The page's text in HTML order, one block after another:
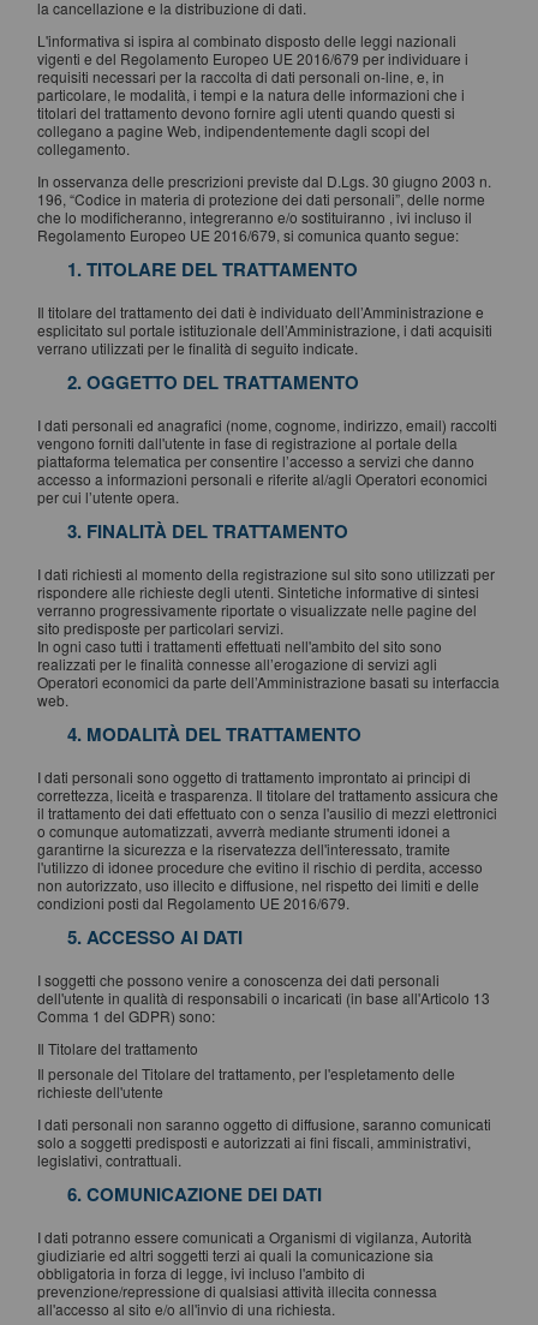
la cancellazione e la distribuzione di dati.
L'informativa si ispira al combinato disposto delle leggi nazionali
vigenti e del Regolamento Europeo UE 2016/679 per individuare i
requisiti necessari per la raccolta di dati personali on-line, e, in
particolare, le modalità, i tempi e la natura delle informazioni che i
titolari del trattamento devono fornire agli utenti quando questi si
collegano a pagine Web, indipendentemente dagli scopi del
collegamento.
In osservanza delle prescrizioni previste dal D.Lgs. 30 giugno 2003 n.
196, “Codice in materia di protezione dei dati personali”, delle norme
che lo modificheranno, integreranno e/o sostituiranno , ivi incluso il
Regolamento Europeo UE 2016/679, si comunica quanto segue:
1. TITOLARE DEL TRATTAMENTO
Il titolare del trattamento dei dati è individuato dell’Amministrazione e
esplicitato sul portale istituzionale dell’Amministrazione, i dati acquisiti
verrano utilizzati per le finalità di seguito indicate.
2. OGGETTO DEL TRATTAMENTO
I dati personali ed anagrafici (nome, cognome, indirizzo, email) raccolti
vengono forniti dall'utente in fase di registrazione al portale della
piattaforma telematica per consentire l’accesso a servizi che danno
accesso a informazioni personali e riferite al/agli Operatori economici
per cui l’utente opera.
3. FINALITÀ DEL TRATTAMENTO
I dati richiesti al momento della registrazione sul sito sono utilizzati per
rispondere alle richieste degli utenti. Sintetiche informative di sintesi
verranno progressivamente riportate o visualizzate nelle pagine del
sito predisposte per particolari servizi.
In ogni caso tutti i trattamenti effettuati nell'ambito del sito sono
realizzati per le finalità connesse all’erogazione di servizi agli
Operatori economici da parte dell’Amministrazione basati su interfaccia
web.
4. MODALITÀ DEL TRATTAMENTO
I dati personali sono oggetto di trattamento improntato ai principi di
correttezza, liceità e trasparenza. Il titolare del trattamento assicura che
il trattamento dei dati effettuato con o senza l'ausilio di mezzi elettronici
o comunque automatizzati, avverrà mediante strumenti idonei a
garantirne la sicurezza e la riservatezza dell'interessato, tramite
l'utilizzo di idonee procedure che evitino il rischio di perdita, accesso
non autorizzato, uso illecito e diffusione, nel rispetto dei limiti e delle
condizioni posti dal Regolamento UE 2016/679.
5. ACCESSO AI DATI
I soggetti che possono venire a conoscenza dei dati personali
dell'utente in qualità di responsabili o incaricati (in base all'Articolo 13
Comma 1 del GDPR) sono:
Il Titolare del trattamento
Il personale del Titolare del trattamento, per l'espletamento delle
richieste dell'utente
I dati personali non saranno oggetto di diffusione, saranno comunicati
solo a soggetti predisposti e autorizzati ai fini fiscali, amministrativi,
legislativi, contrattuali.
6. COMUNICAZIONE DEI DATI
I dati potranno essere comunicati a Organismi di vigilanza, Autorità
giudiziarie ed altri soggetti terzi ai quali la comunicazione sia
obbligatoria in forza di legge, ivi incluso l'ambito di
prevenzione/repressione di qualsiasi attività illecita connessa
all'accesso al sito e/o all'invio di una richiesta.